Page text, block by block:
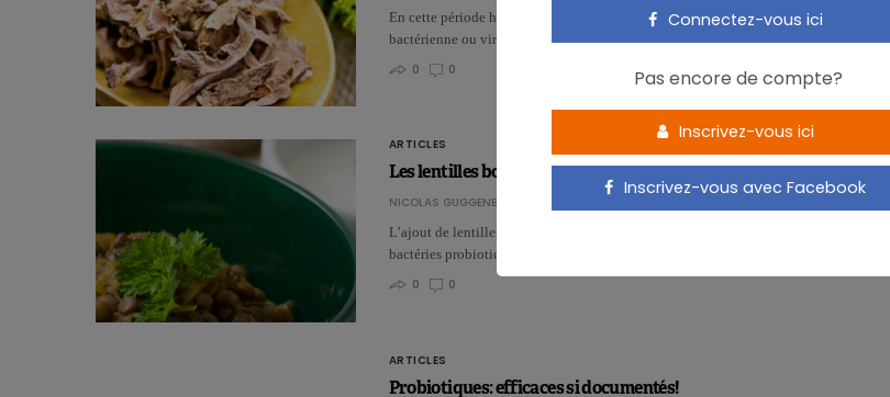
En cette période hivernale, tout le monde cherche à échapper aux infections d’origine
bactérienne ou virale. Doper son immunité est donc…
0
0
ARTICLES
Les lentilles boostent l’effet probiotique du yaourt
NICOLAS GUGGENBÜHL
L’ajout de lentilles dans un yaourt probiotique permet d’augmenter la population de
bactéries probiotiques et améliore la conservation.…
0
0
ARTICLES
Probiotiques: efficaces si documentés!
Connectez-vous ici
Pas encore de compte?
Inscrivez-vous ici
Inscrivez-vous avec Facebook